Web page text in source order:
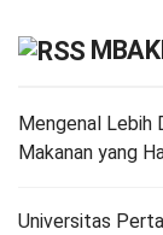
Mengenal Lebih
Makanan yang
Universitas